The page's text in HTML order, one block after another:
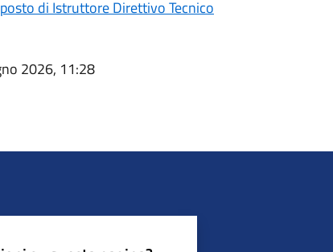
di Istruttore Direttivo Tecnico
2026, 11:28